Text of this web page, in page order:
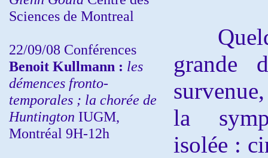
Sciences de Montreal
22/09/08 Conférences
Benoit Kullmann : les
démences fronto-
temporales ; la chorée de
Huntington IUGM,
Montréal 9H-12h
grande
la
isolée :